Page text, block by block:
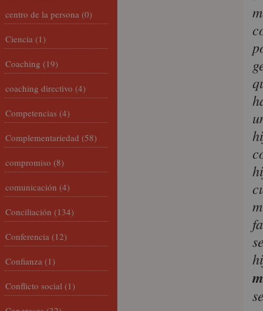
centro de la persona (0)
Ciencia (1)
Coaching (19)
coaching directivo (4)
Competencias (4)
Complementariedad (58)
compromiso (8)
comunicación (4)
Conciliación (134)
Conferencia (12)
Confianza (1)
Conflicto social (1)